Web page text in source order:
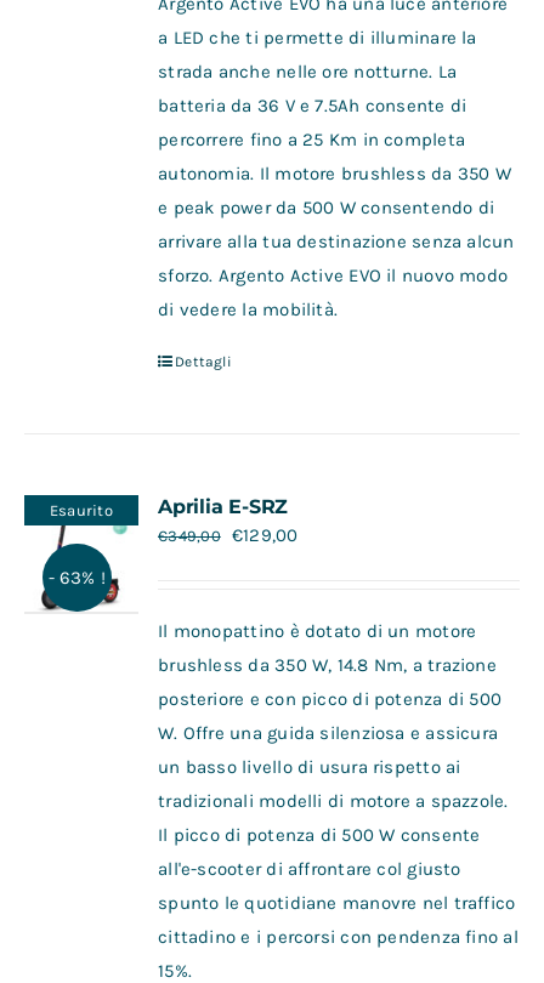
a LED che ti permette di illuminare la
strada anche nelle ore notturne. La
batteria da 36 V e 7.5Ah consente di
percorrere fino a 25 Km in completa
autonomia. Il motore brushless da 350 W
e peak power da 500 W consentendo di
arrivare alla tua destinazione senza alcun
sforzo. Argento Active EVO il nuovo modo
di vedere la mobilità.
Dettagli
Esaurito
- 63% !
Aprilia E-SRZ
€349,00 €129,00
Il monopattino è dotato di un motore
brushless da 350 W, 14.8 Nm, a trazione
posteriore e con picco di potenza di 500
W. Offre una guida silenziosa e assicura
un basso livello di usura rispetto ai
tradizionali modelli di motore a spazzole.
Il picco di potenza di 500 W consente
all'e-scooter di affrontare col giusto
spunto le quotidiane manovre nel traffico
cittadino e i percorsi con pendenza fino al
15%.